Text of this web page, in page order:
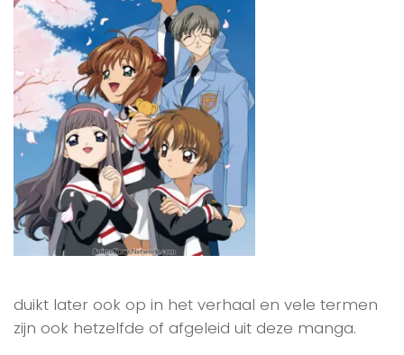
duikt later ook op in het verhaal en vele termen
zijn ook hetzelfde of afgeleid uit deze manga.